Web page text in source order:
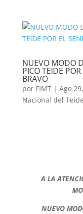
NUEVO MODO
PICO TEIDE
BRAVO
por FIMT| Ago
Nacional del Teide
A LA
NUEVO